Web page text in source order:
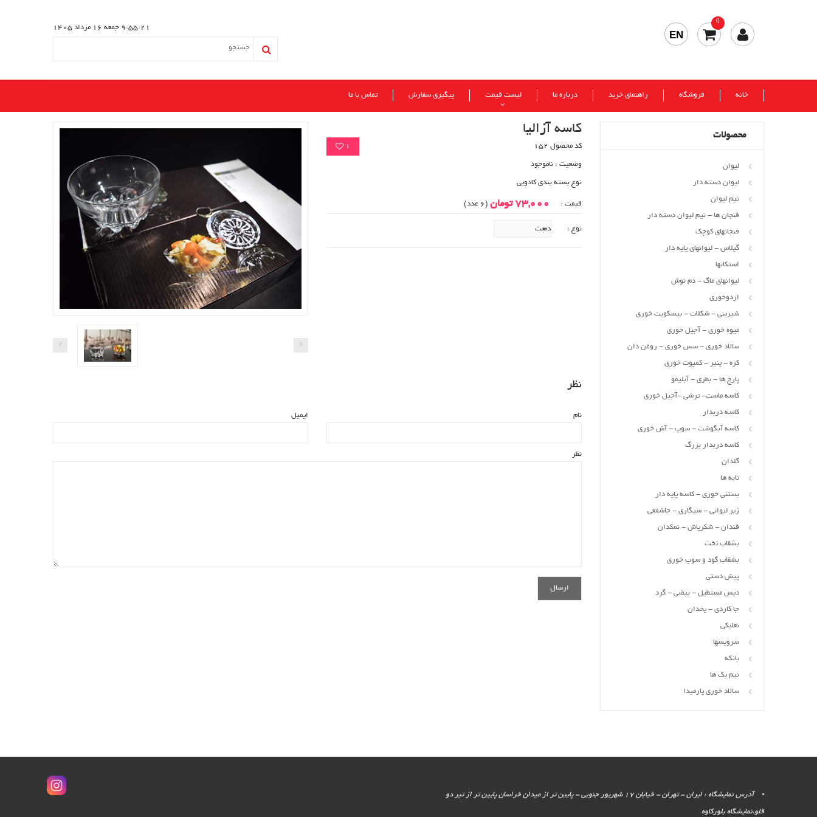
9:55:21 جمعه 16 مرداد 1405
0
EN
خانه فروشگاه راهنمای خرید درباره ما لیست قیمت پیگیری سفارش تماس با ما
کاسه آزالیا
1 کد محصول 152
وضعیت : ناموجود
نوع بسته بندی کادویی
قیمت : 73,000 تومان (6 عدد)
نوع :
نظر
ایمیل نام
نظر
محصولات
لیوان
لیوان دسته دار
نیم لیوان
فنجان ها - نیم لیوان دسته دار
فنجانهای کوچک
گیلاس - لیوانهای پایه دار
استکانها
لیوانهای ماگ - دم نوش
اردوخوری
شیرینی - شکلات - بیسکویت خوری
میوه خوری - آجیل خوری
سالاد خوری - سس خوری - روغن دان
کره - پنیر - کمپوت خوری
پارچ ها - بطری - آبلیمو
کاسه ماست- ترشی -آجیل خوری
کاسه دربدار
کاسه آبگوشت - سوپ - آش خوری
کاسه دربدار بزرگ
گلدان
تابه ها
بستنی خوری - کاسه پایه دار
زیر لیوانی - سیگاری - جاشمعی
قندان - شکرپاش - نمکدان
بشقاب تخت
بشقاب گود و سوپ خوری
پیش دستی
دیس مستطیل - بیضی - گرد
جا کاردی - یخدان
نعلبکی
سرویسها
بانکه
نیم یک ها
سالاد خوری پارمیدا
آدرس نمایشگاه : ایران - تهران - خیابان 17 شهریور جنوبی - پایین تر از میدان خراسان پایین تر از تیر دو
قلو،نمایشگاه بلورکاوه